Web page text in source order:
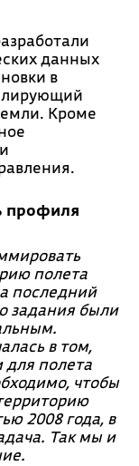
данных
в
Кроме
профиля
полета
последний
задания были
в том,
для полета
чтобы
2008 года, в
Так мы и